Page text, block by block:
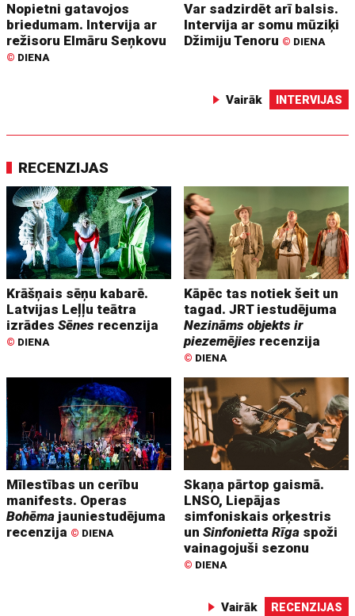
Nopietni gatavojos
briedumam. Intervija ar
režisoru Elmāru Seņkovu
© DIENA
Var sadzirdēt arī balsis.
Intervija ar somu mūziķi
Džimiju Tenoru © DIENA
Vairāk INTERVIJAS
RECENZIJAS
Krāšņais sēņu kabarē.
Latvijas Leļļu teātra
izrādesSēnes recenzija
© DIENA
Kāpēc tas notiek šeit un
tagad. JRT iestudējuma
Nezināms objekts ir
piezemējies recenzija
© DIENA
Mīlestības un cerību
manifests. Operas
Bohēma jauniestudējuma
recenzija © DIENA
Skaņa pārtop gaismā.
LNSO, Liepājas
simfoniskais orķestris
unSinfonietta Rīga spoži
vainagojuši sezonu
© DIENA
Vairāk RECENZIJAS